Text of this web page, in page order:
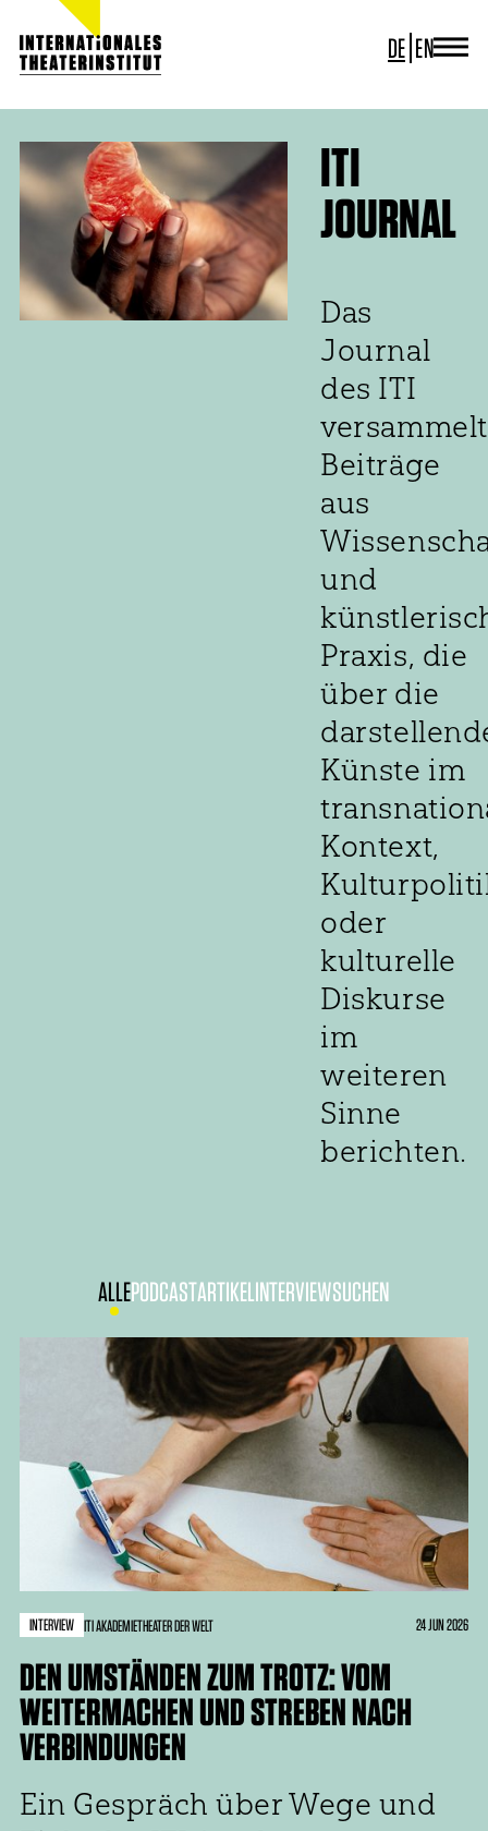
DE EN
ITI GERMANY
ITI WORLDWIDE
PROJEKTE
NEWS
KONTAKT
ITI
JOURNAL
Das
Journal
des ITI
versammelt
Beiträge
aus
und
Praxis, die
über die
Künste im
Kontext,
oder
kulturelle
Diskurse
im
weiteren
Sinne
berichten.
ALLEPODCASTARTIKEL INTERVIEWSUCHEN
INTERVIEW ITI AKADEMIETHEATER DER WELT 24 JUN 2026
DEN UMSTÄNDEN ZUM TROTZ: VOM
WEITERMACHEN UND STREBEN NACH
VERBINDUNGEN
Ein Gespräch über Wege und